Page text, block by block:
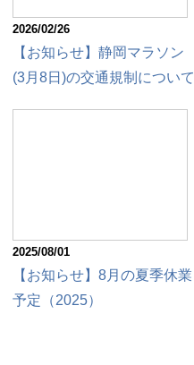
2026/02/26
【お知らせ】静岡マラソン
(3月8日)の交通規制について
2025/08/01
【お知らせ】8月の夏季休業
予定（2025）